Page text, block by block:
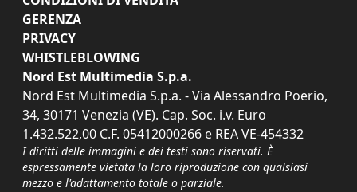
GERENZA
PRIVACY
WHISTLEBLOWING
Nord Est Multimedia S.p.a.
Nord Est Multimedia S.p.a. - Via Alessandro Poerio,
34, 30171 Venezia (VE). Cap. Soc. i.v. Euro
1.432.522,00 C.F. 05412000266 e REA VE-454332
I diritti delle immagini e dei testi sono riservati. È
espressamente vietata la loro riproduzione con qualsiasi
mezzo e l'adattamento totale o parziale.